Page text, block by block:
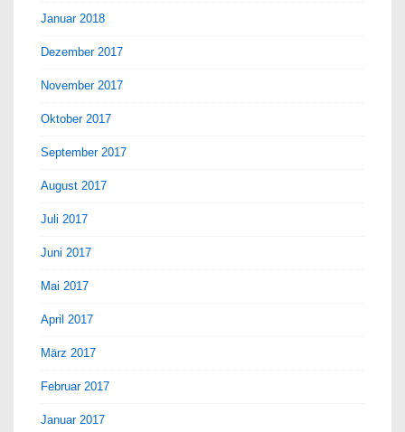
Januar 2018
Dezember 2017
November 2017
Oktober 2017
September 2017
August 2017
Juli 2017
Juni 2017
Mai 2017
April 2017
März 2017
Februar 2017
Januar 2017